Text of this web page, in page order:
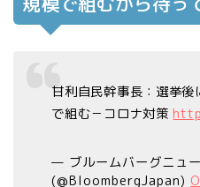
甘利自民幹事長：選挙
で組む－コロナ対策
— ブルームバーグニュ
(@BloombergJapan)